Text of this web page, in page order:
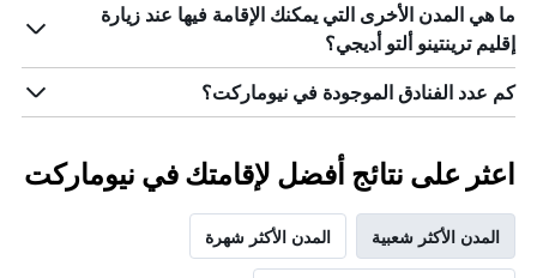
ما هي المدن الأخرى التي يمكنك الإقامة فيها عند زيارة
إقليم ترينتينو ألتو أديجي؟
كم عدد الفنادق الموجودة في نيوماركت؟
اعثر على نتائج أفضل لإقامتك في نيوماركت
المدن الأكثر شعبية المدن الأكثر شهرة